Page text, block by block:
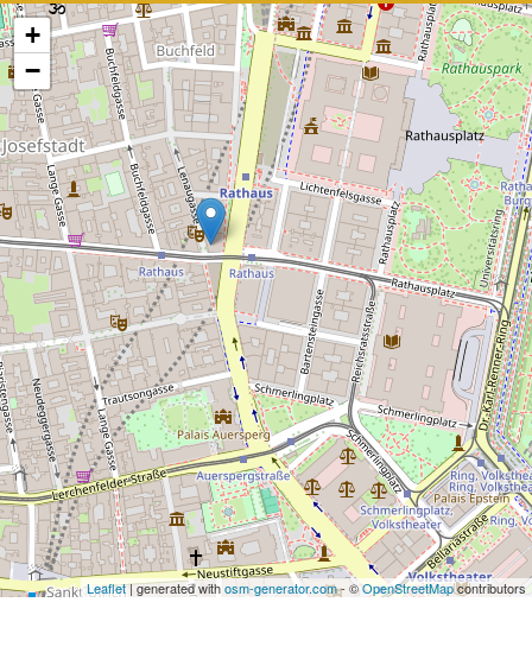
+
−
Leaflet| generated withosm-generator.com- ©OpenStreetMapcontributors